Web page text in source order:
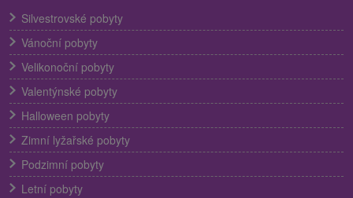
Silvestrovské pobyty
Vánoční pobyty
Velikonoční pobyty
Valentýnské pobyty
Halloween pobyty
Zimní lyžařské pobyty
Podzimní pobyty
Letní pobyty